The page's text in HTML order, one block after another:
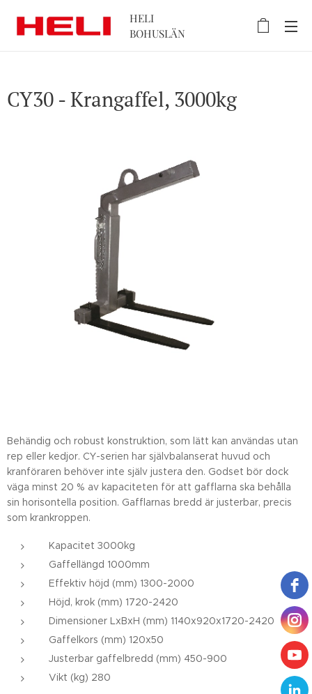
HELI
BOHUSLÄN
CY30 - Krangaffel, 3000kg
Behändig och robust konstruktion, som lätt kan användas utan
rep eller kedjor. CY-serien har självbalanserat huvud och
kranföraren behöver inte själv justera den. Godset bör dock
väga minst 20 % av kapaciteten för att gafflarna ska behålla
sin horisontella position. Gafflarnas bredd är justerbar, precis
som krankroppen.
Kapacitet 3000kg
Gaffellängd 1000mm
Effektiv höjd (mm) 1300-2000
Höjd, krok (mm) 1720-2420
Dimensioner LxBxH (mm) 1140x920x1720-2420
Gaffelkors (mm) 120x50
Justerbar gaffelbredd (mm) 450-900
Vikt (kg) 280